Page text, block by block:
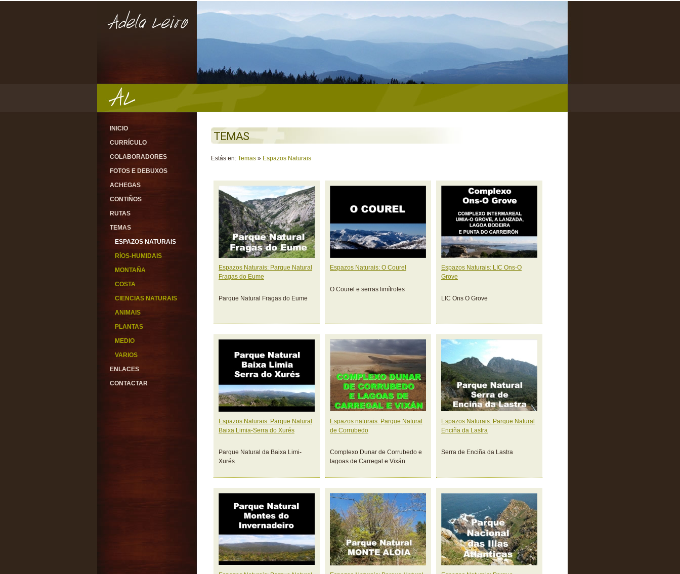
INICIO
CURRÍCULO
COLABORADORES
FOTOS E DEBUXOS
ACHEGAS
CONTIÑOS
RUTAS
TEMAS
ESPAZOS NATURAIS
RÍOS-HUMIDAIS
MONTAÑA
COSTA
CIENCIAS NATURAIS
ANIMAIS
PLANTAS
MEDIO
VARIOS
ENLACES
CONTACTAR
TEMAS
Estás en: Temas » Espazos Naturais
Espazos Naturais: Parque Natural
Fragas do Eume
Parque Natural Fragas do Eume
Espazos Naturais: O Courel
O Courel e serras limítrofes
Espazos Naturais: LIC Ons-O
Grove
LIC Ons O Grove
Espazos Naturais: Parque Natural
Baixa Limia-Serra do Xurés
Parque Natural da Baixa Limi-
Xurés
Espazos naturais. Parque Natural
de Corrubedo
Complexo Dunar de Corrubedo e
lagoas de Carregal e Vixán
Espazos Naturais: Parque Natural
Enciña da Lastra
Serra de Enciña da Lastra